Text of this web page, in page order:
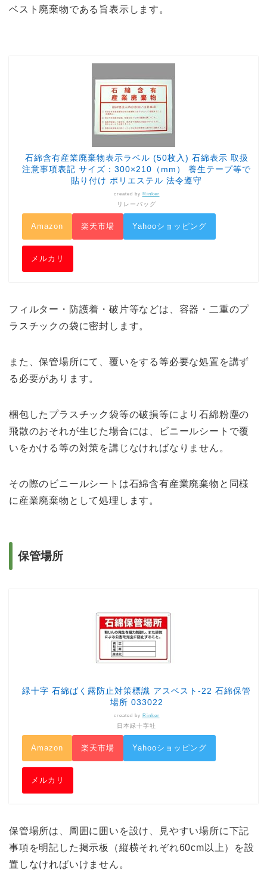
ベスト廃棄物である旨表示します。
石綿含有産業廃棄物表示ラベル (50枚入) 石綿表示 取扱
注意事項表記 サイズ：300×210（mm） 養生テープ等で
貼り付け ポリエステル 法令遵守
created by Rinker
リレーバッグ
Amazon 楽天市場 Yahooショッピング
メルカリ
フィルター・防護着・破片等などは、容器・二重のプ
ラスチックの袋に密封します。
また、保管場所にて、覆いをする等必要な処置を講ず
る必要があります。
梱包した プラ スチック袋等の破損等により石綿粉塵の
飛散のおそれが生 じた場合には、ビニ ールシートで覆
いをかける等の対策を講じなければなりません。
その際のビニ ールシートは石綿含有産業廃棄物と 同様
に産業廃棄物として処理します。
保管場所
緑十字 石綿ばく露防止対策標識 アスベスト-22 石綿保管
場所 033022
created by Rinker
日本緑十字社
Amazon 楽天市場 Yahooショッピング
メルカリ
保管場所は、周囲に囲いを設け、見やすい場所に下記
事項を明記し た掲示板（縦横それぞれ60cm以上）
を設
置しなければいけません。